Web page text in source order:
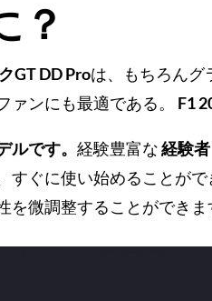
？
GT DD Proは、もちろんグ
ァンにも最適である。 F1
ルです。 経験豊富な経験者
すぐに使い始めることがで
を微調整することができま